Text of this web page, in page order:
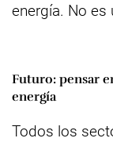
energía. No es
Futuro: pensar
energía
Todos los